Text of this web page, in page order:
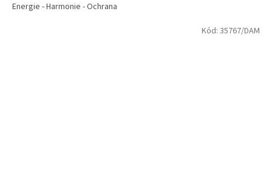
Energie - Harmonie - Ochrana
Kód: 35767/DAM